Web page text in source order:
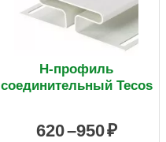
Н-профиль
соединительный Tecos
620 –950